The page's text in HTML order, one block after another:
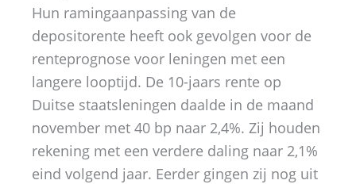
Hun ramingaanpassing van de
depositorente heeft ook gevolgen voor de
renteprognose voor leningen met een
langere looptijd. De 10-jaars rente op
Duitse staatsleningen daalde in de maand
november met 40 bp naar 2,4%. Zij houden
rekening met een verdere daling naar 2,1%
eind volgend jaar. Eerder gingen zij nog uit